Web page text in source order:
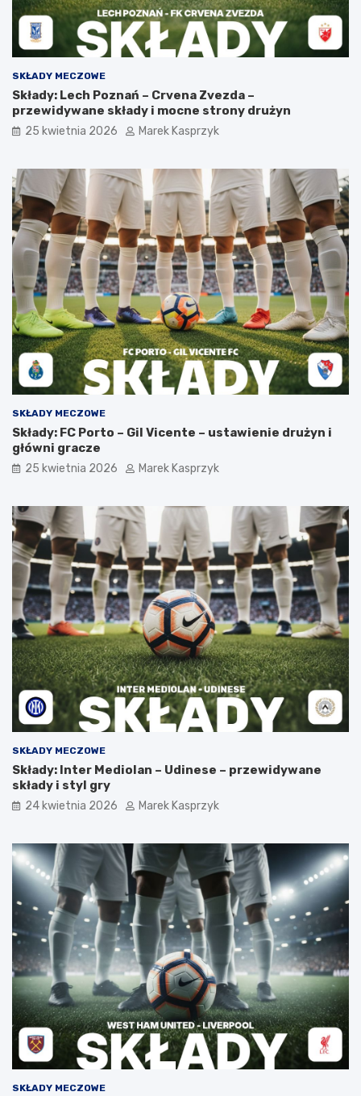
SKŁADY MECZOWE
Składy: Lech Poznań – Crvena Zvezda –
przewidywane składy i mocne strony drużyn
25 kwietnia 2026 Marek Kasprzyk
SKŁADY MECZOWE
Składy: FC Porto – Gil Vicente – ustawienie drużyn i
główni gracze
25 kwietnia 2026 Marek Kasprzyk
SKŁADY MECZOWE
Składy: Inter Mediolan – Udinese – przewidywane
składy i styl gry
24 kwietnia 2026 Marek Kasprzyk
SKŁADY MECZOWE